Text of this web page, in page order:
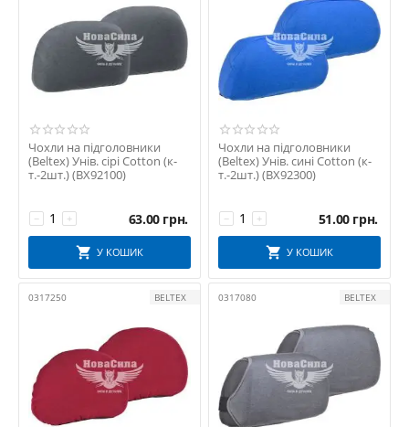
Чохли на підголовники
(Beltex) Унів. сірі Cotton (к-
т.-2шт.) (BX92100)
+
− 63.00 грн.
У КОШИК
Чохли на підголовники
(Beltex) Унів. сині Cotton (к-
т.-2шт.) (BX92300)
+
− 51.00 грн.
У КОШИК
0317250 BELTEX 0317080 BELTEX